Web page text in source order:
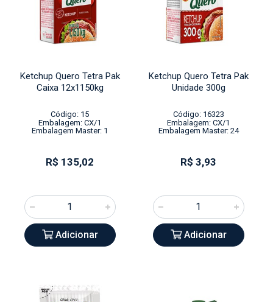
Ketchup Quero Tetra Pak
Caixa 12x1150kg
Código: 15
Embalagem: CX/1
Embalagem Master: 1
R$ 135,02
Adicionar
Ketchup Quero Tetra Pak
Unidade 300g
Código: 16323
Embalagem: CX/1
Embalagem Master: 24
R$ 3,93
Adicionar